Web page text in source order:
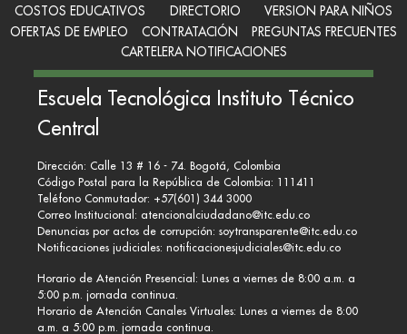
COSTOS EDUCATIVOS DIRECTORIO
VERSION PARA NIÑOS
OFERTAS DE EMPLEO
CONTRATACIÓN
PREGUNTAS FRECUENTES
CARTELERA NOTIFICACIONES
Escuela Tecnológica Instituto Técnico
Central
Dirección: Calle 13 # 16 - 74. Bogotá, Colombia
Código Postal para la República de Colombia: 111411
Teléfono Conmutador: +57(601) 344 3000
Correo Institucional: atencionalciudadano@itc.edu.co
Denuncias por actos de corrupción: soytransparente@itc.edu.co
Notificaciones judiciales: notificacionesjudiciales@itc.edu.co
Horario de Atención Presencial: Lunes a viernes de 8:00 a.m. a
5:00 p.m. jornada continua.
Horario de Atención Canales Virtuales: Lunes a viernes de 8:00
a.m. a 5:00 p.m. jornada continua.